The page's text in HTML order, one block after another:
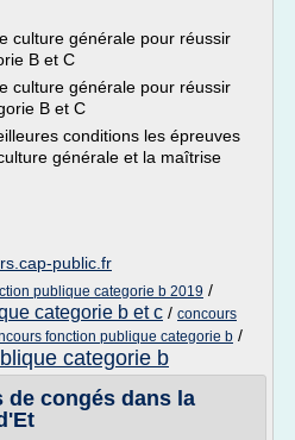
culture générale pour réussir
B et C
culture générale pour réussir
B et C
conditions les épreuves
générale et la maîtrise
public.fr
publique categorie b 2019 /
categorie b et c / concours
fonction publique categorie b /
categorie b
de congés dans la